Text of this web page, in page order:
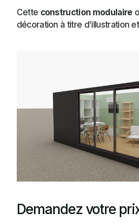
Cette construction modulaire
décoration à titre d’illustration
Demandez votre